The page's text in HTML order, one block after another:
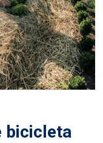
bicicleta